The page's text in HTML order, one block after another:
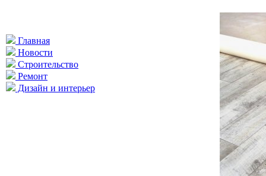
Главная
Новости
Строительство
Ремонт
Дизайн и интерьер